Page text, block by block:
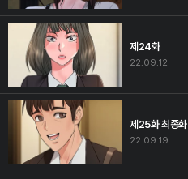
제24화
22.09.12
제25화 최종화
22.09.19